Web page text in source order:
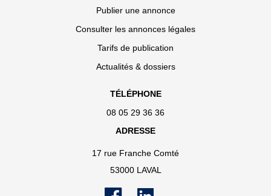
Publier une annonce
Consulter les annonces légales
Tarifs de publication
Actualités & dossiers
TÉLÉPHONE
08 05 29 36 36
ADRESSE
17 rue Franche Comté
53000 LAVAL